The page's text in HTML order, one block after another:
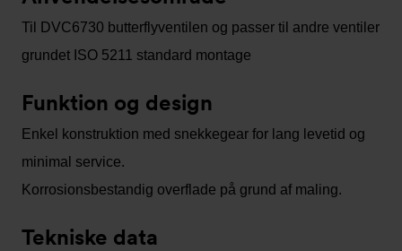
Til DVC6730 butterflyventilen og passer til andre ventiler
grundet ISO 5211 standard montage
Funktion og design
Enkel konstruktion med snekkegear for lang levetid og
minimal service.
Korrosionsbestandig overflade på grund af maling.
Tekniske data